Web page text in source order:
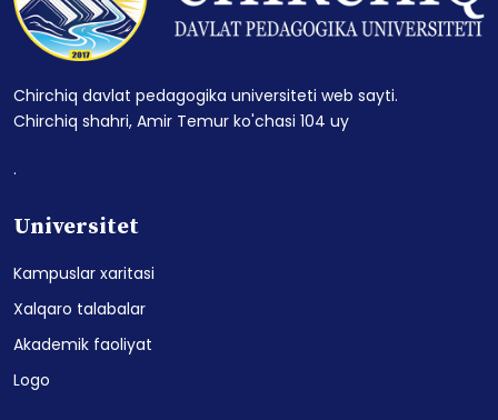
Chirchiq davlat pedagogika universiteti web sayti.
Chirchiq shahri, Amir Temur ko'chasi 104 uy
.
Universitet
Kampuslar xaritasi
Xalqaro talabalar
Akademik faoliyat
Logo